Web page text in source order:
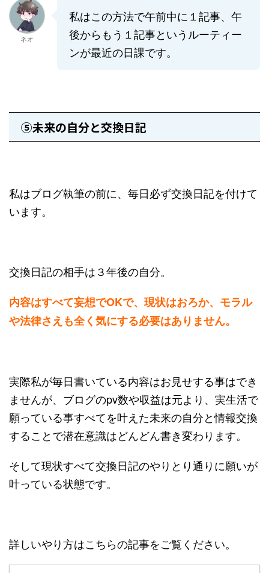
ネオ
私はこの方法で午前中に１記事、午
後からもう１記事というルーティー
ンが最近の日課です。
⑤未来の自分と交換日記
私はブログ執筆の前に、毎日必ず交換日記を付けて
います。
交換日記の相手は３年後の自分。
内容はすべて妄想でOKで、現状はおろか、モラル
や法律さえも全く気にする必要はありません。
実際私が毎日書いている内容はお見せする事はでき
ませんが、ブログのpv数や収益は元より、実生活で
願っている事すべてを叶えた未来の自分と情報交換
することで潜在意識はどんどん書き変わります。
そして現状すべて交換日記のやりとり通りに願いが
叶っている状態です。
詳しいやり方はこちらの記事をご覧ください。